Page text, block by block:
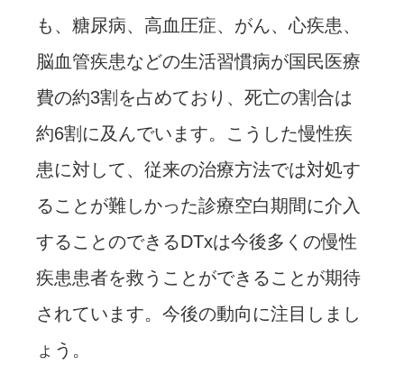
も、糖尿病、高血圧症、がん、心疾患、
脳血管疾患などの生活習慣病が国民医療
費の約3割を占めており、死亡の割合は
約6割に及んでいます。こうした慢性疾
患に対して、従来の治療方法では対処す
ることが難しかった診療空白期間に介入
することのできるDTxは今後多くの慢性
疾患患者を救うことができることが期待
されています。今後の動向に注目しまし
ょう。